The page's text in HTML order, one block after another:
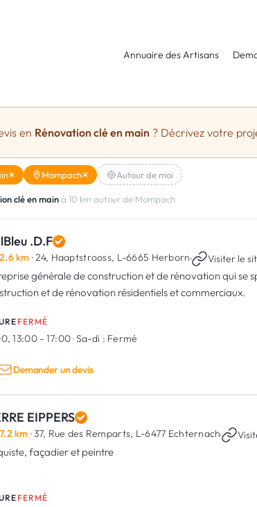
Annuaire des Artisans
en Rénovation clé en main ? Décrivez votre
Mompach Autour de moi
clé en mainà 10 km autour de Mompach
.D.F
2.6 km · 24, Haaptstrooss, L-6665 Herborn· Visiter le
générale de construction et de rénovation qui se
et de rénovation résidentiels et commerciaux.
FERMÉ
13:00 - 17:00·Sa-di : Fermé
Demander un devis
EIPPERS
7.2 km · 37, Rue des Remparts, L-6477 Echternach·
façadier et peintre
FERMÉ